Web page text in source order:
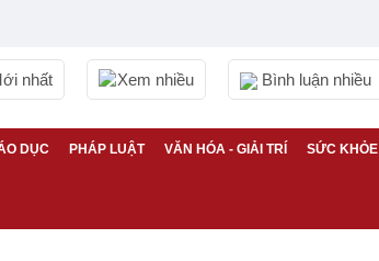
nhất Xem nhiều Bình luận nhiều
DỤC PHÁP LUẬT VĂN HÓA - GIẢI TRÍ SỨC KHỎE